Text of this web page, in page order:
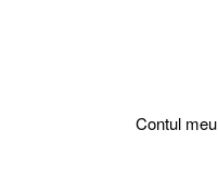
Contul meu